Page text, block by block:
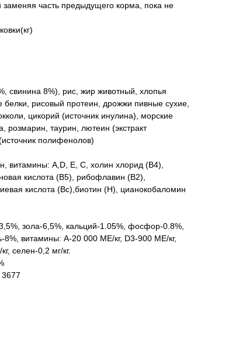
часть предыдущего корма, пока не
свинина 8%), рис, жир животный, хлопья
рисовый протеин, дрожжи пивные сухие,
цикорий (источник инулина), морские
розмарин, таурин, лютеин (экстракт
полифенолов)
витамины: А,D, Е, С, холин хлорид (В4),
кислота (В5), рибофлавин (В2),
кислота (Вc),биотин (Н), цианокобаломин
зола-6,5%, кальций-1.05%, фосфор-0.8%,
8%, витамины: А-20 000 МЕ/кг, D3-900 МЕ/кг,
селен-0,2 мг/кг.
3677